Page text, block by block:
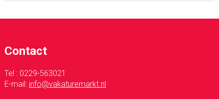
Contact
Tel : 0229-563021
E-mail: info@vakaturemarkt.nl